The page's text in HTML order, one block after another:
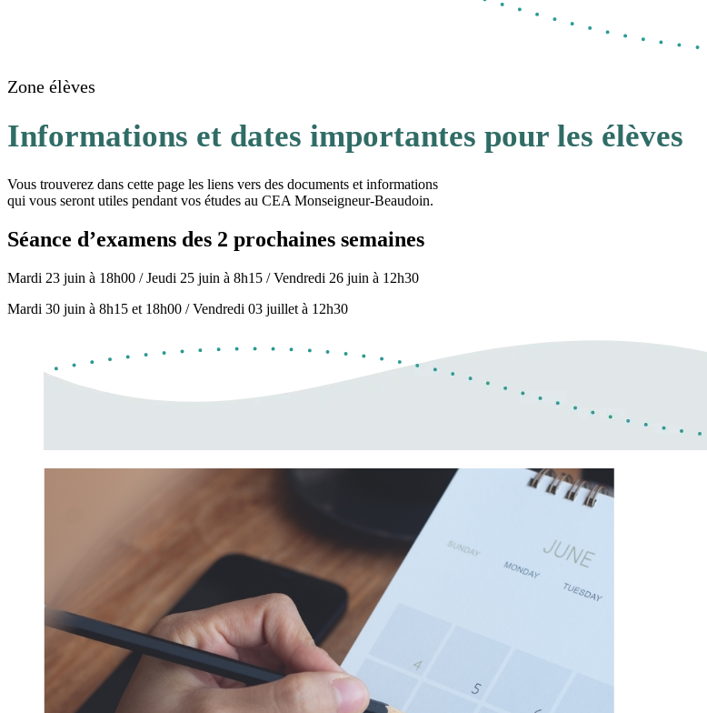
Zone élèves
Informations et dates importantes pour les élèves
Vous trouverez dans cette page les liens vers des documents et informations
qui vous seront utiles pendant vos études au CEA Monseigneur-Beaudoin.
Séance d’examens des 2 prochaines semaines
Mardi 23 juin à 18h00 / Jeudi 25 juin à 8h15 / Vendredi 26 juin à 12h30
Mardi 30 juin à 8h15 et 18h00 / Vendredi 03 juillet à 12h30